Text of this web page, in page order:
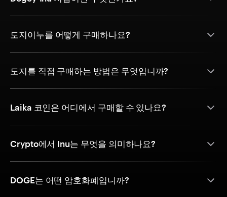
도지이누를 어떻게 구매하나요?
도지를 직접 구매하는 방법은 무엇입니까?
Laika 코인은 어디에서 구매할 수 있나요?
Crypto에서 Inu는 무엇을 의미하나요?
DOGE는 어떤 암호화폐입니까?